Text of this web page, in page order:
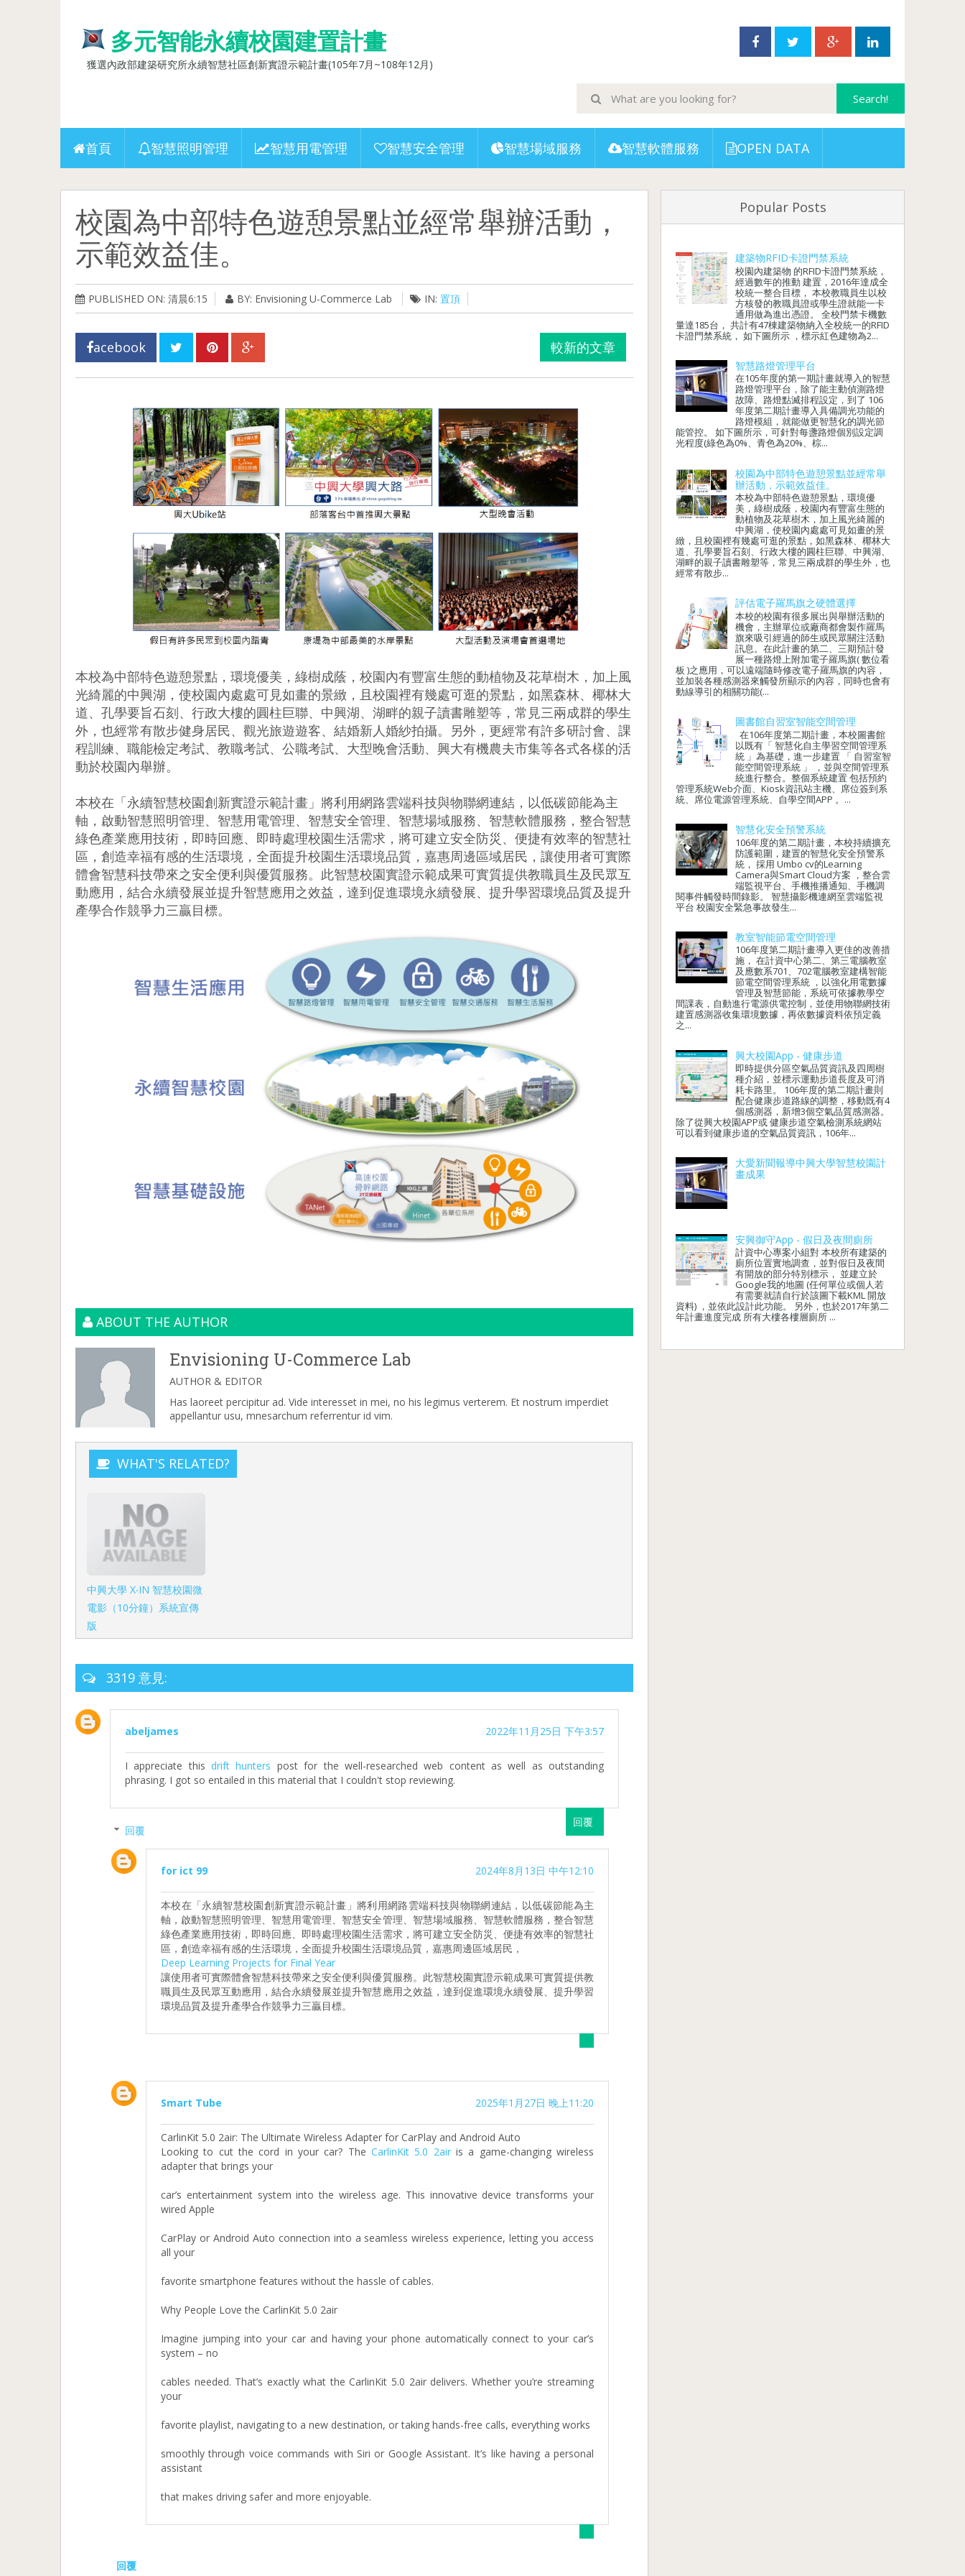
多元智能永續校園建置計畫
獲選內政部建築研究所永續智慧社區創新實證示範計畫(105年7月~108年12月)
首頁 智慧照明管理 智慧用電管理 智慧安全管理 智慧場域服務 智慧軟體服務 OPEN DATA
校園為中部特色遊憩景點並經常舉辦活動，
示範效益佳。
PUBLISHED ON: 清晨6:15 BY: Envisioning U-Commerce Lab IN: 置頂
acebook 較新的文章
本校為中部特色遊憩景點，環境優美，綠樹成蔭，校園內有豐富生態的動植物及花草樹木，加上風
光綺麗的中興湖，使校園內處處可見如畫的景緻，且校園裡有幾處可逛的景點，如黑森林、椰林大
道、孔學要旨石刻、行政大樓的圓柱巨聯、中興湖、湖畔的親子讀書雕塑等，常見三兩成群的學生
外，也經常有散步健身居民、觀光旅遊遊客、結婚新人婚紗拍攝。另外，更經常有許多研討會、課
程訓練、職能檢定考試、教職考試、公職考試、大型晚會活動、興大有機農夫市集等各式各樣的活
動於校園內舉辦。
本校在「永續智慧校園創新實證示範計畫」將利用網路雲端科技與物聯網連結，以低碳節能為主
軸，啟動智慧照明管理、智慧用電管理、智慧安全管理、智慧場域服務、智慧軟體服務，整合智慧
綠色產業應用技術，即時回應、即時處理校園生活需求，將可建立安全防災、便捷有效率的智慧社
區，創造幸福有感的生活環境，全面提升校園生活環境品質，嘉惠周邊區域居民，讓使用者可實際
體會智慧科技帶來之安全便利與優質服務。此智慧校園實證示範成果可實質提供教職員生及民眾互
動應用，結合永續發展並提升智慧應用之效益，達到促進環境永續發展、提升學習環境品質及提升
產學合作競爭力三贏目標。
ABOUT THE AUTHOR
Envisioning U-Commerce Lab
AUTHOR & EDITOR
Has laoreet percipitur ad. Vide interesset in mei, no his legimus verterem. Et nostrum imperdiet
appellantur usu, mnesarchum referrentur id vim.
WHAT'S RELATED?
中興大學 X‧IN 智慧校園微
電影（10分鐘）系統宣傳
版
3319 意見:
abeljames 2022年11月25日 下午3:57
I appreciate thisdrift hunters post for the well-researched web content as well as outstanding
phrasing. I got so entailed in this material that I couldn't stop reviewing.
回覆
回覆
for ict 99 2024年8月13日 中午12:10
本校在「永續智慧校園創新實證示範計畫」將利用網路雲端科技與物聯網連結，以低碳節能為主
軸，啟動智慧照明管理、智慧用電管理、智慧安全管理、智慧場域服務、智慧軟體服務，整合智慧
綠色產業應用技術，即時回應、即時處理校園生活需求，將可建立安全防災、便捷有效率的智慧社
區，創造幸福有感的生活環境，全面提升校園生活環境品質，嘉惠周邊區域居民，
Deep Learning Projects for Final Year
讓使用者可實際體會智慧科技帶來之安全便利與優質服務。此智慧校園實證示範成果可實質提供教
職員生及民眾互動應用，結合永續發展並提升智慧應用之效益，達到促進環境永續發展、提升學習
環境品質及提升產學合作競爭力三贏目標。
Smart Tube 2025年1月27日 晚上11:20
CarlinKit 5.0 2air: The Ultimate Wireless Adapter for CarPlay and Android Auto
Looking to cut the cord in your car? The CarlinKit 5.0 2air is a game-changing wireless
adapter that brings your
car’s entertainment system into the wireless age. This innovative device transforms your
wired Apple
CarPlay or Android Auto connection into a seamless wireless experience, letting you access
all your
favorite smartphone features without the hassle of cables.
Why People Love the CarlinKit 5.0 2air
Imagine jumping into your car and having your phone automatically connect to your car’s
system – no
cables needed. That’s exactly what the CarlinKit 5.0 2air delivers. Whether you’re streaming
your
favorite playlist, navigating to a new destination, or taking hands-free calls, everything works
smoothly through voice commands with Siri or Google Assistant. It’s like having a personal
assistant
that makes driving safer and more enjoyable.
回覆
Popular Posts
建築物RFID卡證門禁系統
校園內建築物 的RFID卡證門禁系統，
經過數年的推動 建置，2016年達成全
校統一整合目標， 本校教職員生以校
方核發的教職員證或學生證就能一卡
通用做為進出憑證。 全校門禁卡機數
量達185台， 共計有47棟建築物納入全校統一的RFID
卡證門禁系統， 如下圖所示 ，標示紅色建物為2...
智慧路燈管理平台
在105年度的第一期計畫就導入的智慧
路燈管理平台，除了能主動偵測路燈
故障、路燈點滅排程設定，到了 106
年度第二期計畫導入具備調光功能的
路燈模組，就能做更智慧化的調光節
能管控。 如下圖所示，可針對每盞路燈個別設定調
光程度(綠色為0%、青色為20%、棕...
校園為中部特色遊憩景點並經常舉
辦活動，示範效益佳。
本校為中部特色遊憩景點，環境優
美，綠樹成蔭，校園內有豐富生態的
動植物及花草樹木，加上風光綺麗的
中興湖，使校園內處處可見如畫的景
緻，且校園裡有幾處可逛的景點，如黑森林、椰林大
道、孔學要旨石刻、行政大樓的圓柱巨聯、中興湖、
湖畔的親子讀書雕塑等，常見三兩成群的學生外，也
經常有散步...
評估電子羅馬旗之硬體選擇
本校的校園有很多展出與舉辦活動的
機會，主辦單位或廠商都會製作羅馬
旗來吸引經過的師生或民眾關注活動
訊息。在此計畫的第二、三期預計發
展一種路燈上附加電子羅馬旗( 數位看
板 )之應用，可以遠端隨時修改電子羅馬旗的內容，
並加裝各種感測器來觸發所顯示的內容，同時也會有
動線導引的相關功能(...
圖書館自習室智能空間管理
在106年度第二期計畫，本校圖書館
以既有「 智慧化自主學習空間管理系
統 」為基礎，進一步建置 「 自習室智
能空間管理系統 」 ，並與空間管理系
統進行整合。整個系統建置 包括預約
管理系統Web介面、Kiosk資訊站主機、席位簽到系
統、席位電源管理系統、自學空間APP 。...
智慧化安全預警系統
106年度的第二期計畫，本校持續擴充
防護範圍，建置的智慧化安全預警系
統， 採用 Umbo cv的Learning
Camera與Smart Cloud方案 ，整合雲
端監視平台、手機推播通知、手機調
閱事件觸發時間錄影。 智慧攝影機連網至雲端監視
平台 校園安全緊急事故發生...
教室智能節電空間管理
106年度第二期計畫導入更佳的改善措
施， 在計資中心第二、第三電腦教室
及應數系701、702電腦教室建構智能
節電空間管理系統 ，以強化用電數據
管理及智慧節能，系統可依據教學空
間課表，自動進行電源供電控制，並使用物聯網技術
建置感測器收集環境數據，再依數據資料依預定義
之...
興大校園App - 健康步道
即時提供分區空氣品質資訊及四周樹
種介紹，並標示運動步道長度及可消
耗卡路里。 106年度的第二期計畫則
配合健康步道路線的調整，移動既有4
個感測器，新增3個空氣品質感測器。
除了從興大校園APP或 健康步道空氣檢測系統網站
可以看到健康步道的空氣品質資訊，106年...
大愛新聞報導中興大學智慧校園計
畫成果
安興御守App - 假日及夜間廁所
計資中心專案小組對 本校所有建築的
廁所位置實地調查，並對假日及夜間
有開放的部分特別標示， 並建立於
Google我的地圖 (任何單位或個人若
有需要就請自行於該圖下載KML 開放
資料) ，並依此設計此功能。 另外，也於2017年第二
年計畫進度完成 所有大樓各樓層廁所 ...